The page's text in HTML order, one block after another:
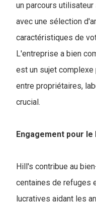
un parcours
avec une sélection
caractéristiques de
L'entreprise a bien
est un sujet complexe
entre propriétaires,
crucial.
Engagement pour
Hill's contribue au
centaines de refuges
lucratives aidant les